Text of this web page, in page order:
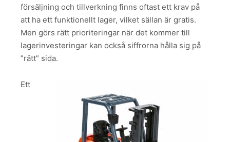
försäljning och tillverkning finns oftast ett krav på
att ha ett funktionellt lager, vilket sällan är gratis.
Men görs rätt prioriteringar när det kommer till
lagerinvesteringar kan också siffrorna hålla sig på
”rätt” sida.
Ett